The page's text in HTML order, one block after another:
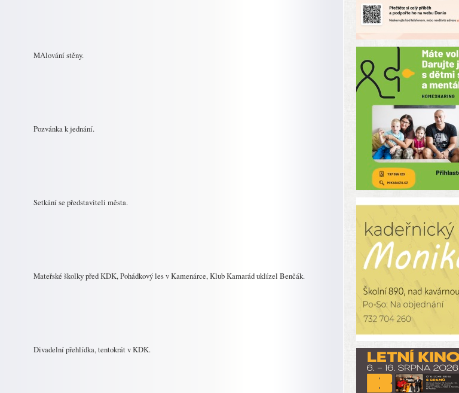
MAlování stěny.
Pozvánka k jednání.
Setkání se představiteli města.
Mateřské školky před KDK, Pohádkový les v Kamenárce, Klub Kamarád uklízel Benčák.
Divadelní přehlídka, tentokrát v KDK.